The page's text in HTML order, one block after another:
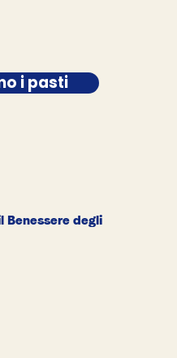
i pasti
Benessere degli